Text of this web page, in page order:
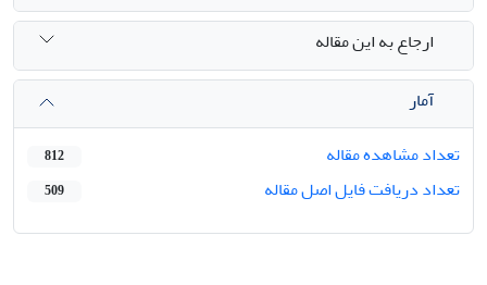
ارجاع به این مقاله
آمار
تعداد مشاهده مقاله
812
تعداد دریافت فایل اصل مقاله 509